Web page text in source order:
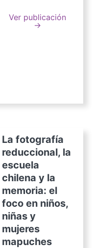
Ver publicación
→
La fotografía
reduccional, la
escuela
chilena y la
memoria: el
foco en niños,
niñas y
mujeres
mapuches